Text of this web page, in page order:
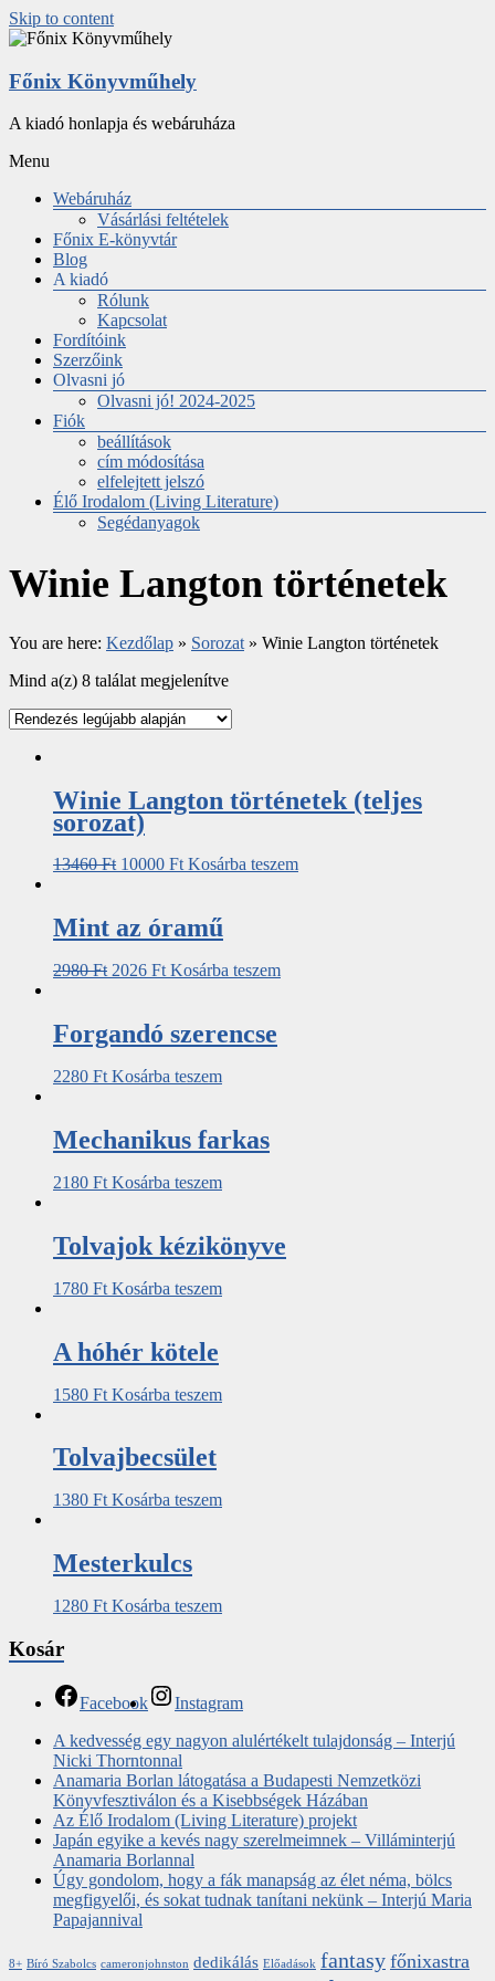
Skip to content
Főnix Könyvműhely
A kiadó honlapja és webáruháza
Menu
Webáruház
Vásárlási feltételek
Főnix E-könyvtár
Blog
A kiadó
Rólunk
Kapcsolat
Fordítóink
Szerzőink
Olvasni jó
Olvasni jó! 2024-2025
Fiók
beállítások
cím módosítása
elfelejtett jelszó
Élő Irodalom (Living Literature)
Segédanyagok
Winie Langton történetek
You are here: Kezdőlap » Sorozat » Winie Langton történetek
Mind a(z) 8 találat megjelenítve
Winie Langton történetek (teljes
sorozat)
13460Ft 10000 Ft Kosárba teszem
Mint az óramű
2980Ft 2026 Ft Kosárba teszem
Forgandó szerencse
2280 Ft Kosárba teszem
Mechanikus ​farkas
2180 Ft Kosárba teszem
Tolvajok kézikönyve
1780 Ft Kosárba teszem
A hóhér kötele
1580 Ft Kosárba teszem
Tolvajbecsület
1380 Ft Kosárba teszem
Mesterkulcs
1280 Ft Kosárba teszem
Kosár
Facebook
Instagram
A kedvesség egy nagyon alulértékelt tulajdonság – Interjú
Nicki Thorntonnal
Anamaria Borlan látogatása a Budapesti Nemzetközi
Könyvfesztiválon és a Kisebbségek Házában
Az Élő Irodalom (Living Literature) projekt
Japán egyike a kevés nagy szerelmeimnek – Villáminterjú
Anamaria Borlannal
Úgy gondolom, hogy a fák manapság az élet néma, bölcs
megfigyelői, és sokat tudnak tanítani nekünk – Interjú Maria
Papajannival
8+ Bíró Szabolcs cameronjohnston dedikálás Előadások fantasy főnixastra